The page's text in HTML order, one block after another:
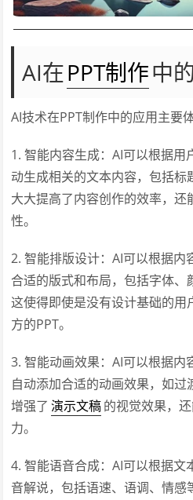
AI在PPT制作中
AI技术在PPT制作中的应用主要
1. 智能内容生成：AI可以根据用
动生成相关的文本内容，包括标
大大提高了内容创作的效率，
性。
2. 智能排版设计：AI可以根据
合适的版式和布局，包括字体、
这使得即使是没有设计基础的用
方的PPT。
3. 智能动画效果：AI可以根据内
自动添加合适的动画效果，如
增强了 演示文稿的视觉效果，
力。
4. 智能语音合成：AI可以根据
音解说，包括语速、语调、情感